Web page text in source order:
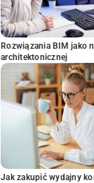
Rozwiązania BIM jako
architektonicznej
Jak zakupić wydajny